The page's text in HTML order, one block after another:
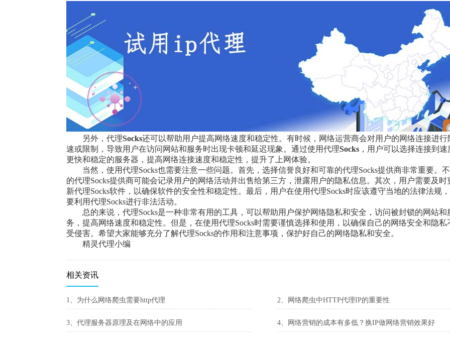
另外，代理Socks还可以帮助用户提高网络速度和稳定性。有时候，网络运营商会对用户的网络连接进行
速或限制，导致用户在访问网站和服务时出现卡顿和延迟现象。通过使用代理Socks ，用户可以选择连接到速
更快和稳定的服务器，提高网络连接速度和稳定性，提升了上网体验。
当然，使用代理Socks也需要注意一些问题。首先，选择信誉良好和可靠的代理Socks提供商非常重要。
的代理Socks提供商可能会记录用户的网络活动并出售给第三方，泄露用户的隐私信息。其次，用户需要及时
新代理Socks软件，以确保软件的安全性和稳定性。最后，用户在使用代理Socks时应该遵守当地的法律法规
要利用代理Socks进行非法活动。
总的来说，代理Socks是一种非常有用的工具，可以帮助用户保护网络隐私和安全，访问被封锁的网站和
务，提高网络速度和稳定性。但是，在使用代理Socks时需要谨慎选择和使用，以确保自己的网络安全和隐私
受侵害。希望大家能够充分了解代理Socks的作用和注意事项，保护好自己的网络隐私和安全。
精灵代理小编
相关资讯
1、为什么网络爬虫需要http代理 2、网络爬虫中HTTP代理IP的重要性
3、代理服务器原理及在网络中的应用 4、网络营销的成本有多低？换IP做网络营销效果好